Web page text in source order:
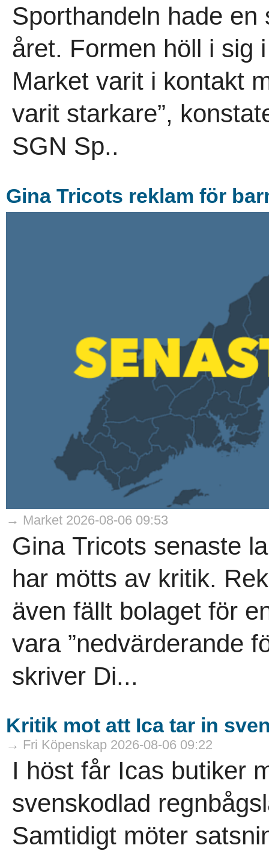
Sporthandeln hade
året. Formen höll i sig
Market varit i kontakt
varit starkare”,
SGN Sp..
Gina Tricots reklam för
→ Market 2026-08-06 09:53
Gina Tricots senaste
har mötts av kritik.
även fällt bolaget för
vara ”nedvärderande
skriver Di...
Kritik mot att Ica tar in
→ Fri Köpenskap 2026-08-06 09:22
I höst får Icas butiker
svenskodlad
Samtidigt möter